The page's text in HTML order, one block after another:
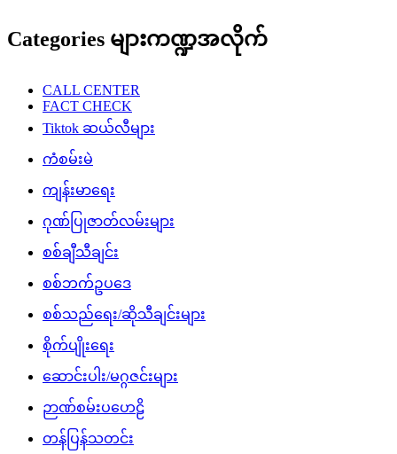
Categories များကဏ္ဍအလိုက်
CALL CENTER
FACT CHECK
Tiktok ဆယ်လီများ
ကံစမ်းမဲ
ကျန်းမာရေး
ဂုဏ်ပြုဇာတ်လမ်းများ
စစ်ချီသီချင်း
စစ်ဘက်ဥပဒေ
စစ်သည်ရေး/ဆိုသီချင်းများ
စိုက်ပျိုးရေး
ဆောင်းပါး/မဂ္ဂဇင်းများ
ဉာဏ်စမ်းပဟေဠိ
တန်ပြန်သတင်း